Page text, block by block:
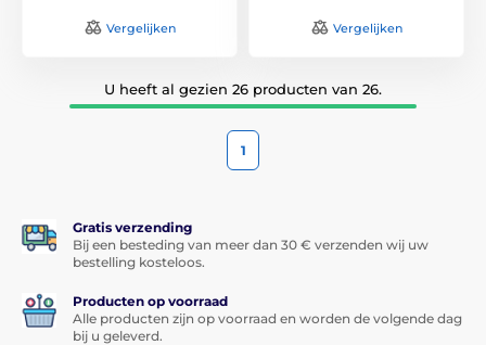
Vergelijken Vergelijken
U heeft al gezien 26 producten van 26.
1
Gratis verzending
Bij een besteding van meer dan 30 € verzenden wij uw
bestelling kosteloos.
Producten op voorraad
Alle producten zijn op voorraad en worden de volgende dag
bij u geleverd.